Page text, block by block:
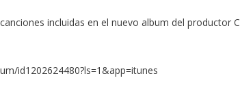
incluidas en el nuevo album del productor
id1202624480?ls=1&app=itunes